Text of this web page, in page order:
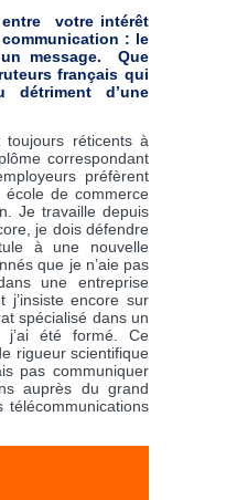
votre intérêt
: le
message. Que
français qui
d’une
toujours réticents à
correspondant
préfèrent
école de commerce
Je travaille depuis
je dois défendre
à une nouvelle
que je n’aie pas
une entreprise
j’insiste encore sur
spécialisé dans un
j’ai été formé. Ce
rigueur scientifique
pas communiquer
auprès du grand